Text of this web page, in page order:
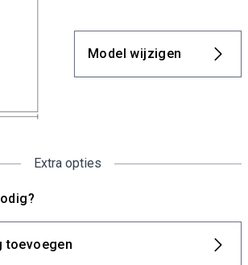
Model wijzigen
Extra opties
toevoegen